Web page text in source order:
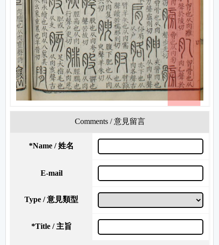
Comments / 意見留言
*Name / 姓名
E-mail
Type / 意見類型
*Title / 主旨